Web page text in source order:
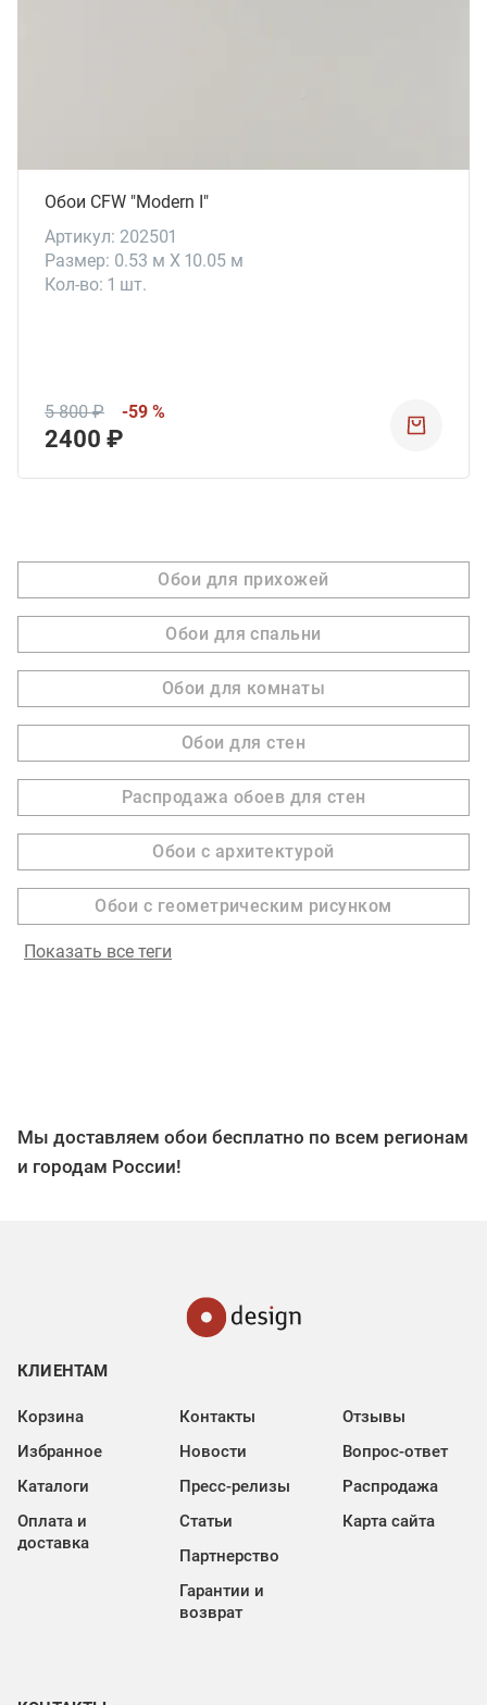
Обои CFW "Modern I"
Артикул: 202501
Размер: 0.53 м X 10.05 м
Кол-во: 1 шт.
5 800 ₽ -59 %
2400 ₽
Обои для прихожей
Обои для спальни
Обои для комнаты
Обои для стен
Распродажа обоев для стен
Обои с архитектурой
Обои с геометрическим рисунком
Показать все теги
Мы доставляем обои бесплатно по всем регионам
и городам России!
КЛИЕНТАМ
Корзина
Избранное
Каталоги
Оплата и
доставка
Контакты
Новости
Пресс-релизы
Статьи
Партнерство
Гарантии и
возврат
Отзывы
Вопрос-ответ
Распродажа
Карта сайта